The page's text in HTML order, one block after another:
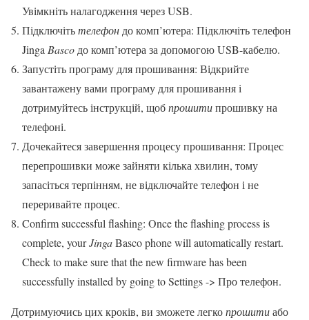
Увімкніть налагодження через USB.
Підключітьтелефондо комп’ютера: Підключіть телефон
JingaBascoдо комп’ютера за допомогою USB-кабелю.
Запустіть програму для прошивання: Відкрийте
завантажену вами програму для прошивання і
дотримуйтесь інструкцій, щобпрошитипрошивку на
телефоні.
Дочекайтеся завершення процесу прошивання: Процес
перепрошивки може зайняти кілька хвилин, тому
запасіться терпінням, не відключайте телефон і не
переривайте процес.
Confirm successful flashing: Once the flashing process is
complete, yourJingaBasco phone will automatically restart.
Check to make sure that the new firmware has been
successfully installed by going to Settings -> Про телефон.
Дотримуючись цих кроків, ви зможете легкопрошитиабо